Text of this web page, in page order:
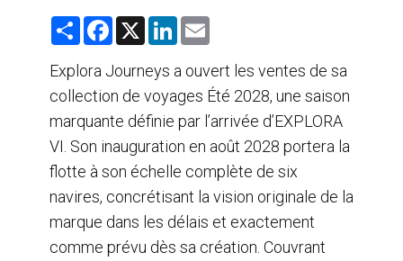
S
r
e
F
e
b
o
k
X
L
k
e
d
I
n
i
l
Explora Journeys a ouvert les ventes de sa
collection de voyages Été 2028, une saison
marquante définie par l’arrivée d’EXPLORA
VI. Son inauguration en août 2028 portera la
flotte à son échelle complète de six
navires, concrétisant la vision originale de la
marque dans les délais et exactement
comme prévu dès sa création. Couvrant